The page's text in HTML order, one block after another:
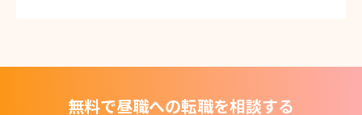
無料で昼職への転職を相談する